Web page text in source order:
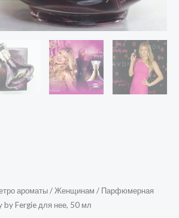
ароматы/Женщинам / Парфюмерная
by Fergie для нее, 50 мл